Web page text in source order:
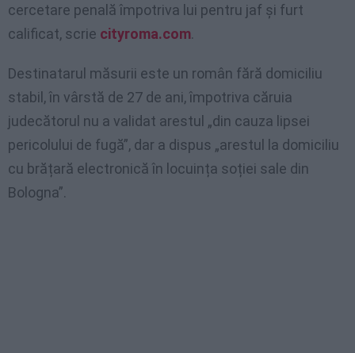
cercetare penală împotriva lui pentru jaf și furt
calificat, scrie cityroma.com.
Destinatarul măsurii este un român fără domiciliu
stabil, în vârstă de 27 de ani, împotriva căruia
judecătorul nu a validat arestul „din cauza lipsei
pericolului de fugă”, dar a dispus „arestul la domiciliu
cu brățară electronică în locuința soției sale din
Bologna”.